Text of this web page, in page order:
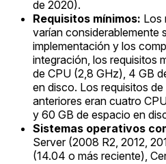
de 2020).
Requisitos mínimos: Los
varían considerablemente
implementación y los
integración, los requisitos
de CPU (2,8 GHz), 4 GB
en disco. Los requisitos
anteriores eran cuatro
y 60 GB de espacio en
Sistemas operativos
Server (2008 R2, 2012,
(14.04 o más reciente),